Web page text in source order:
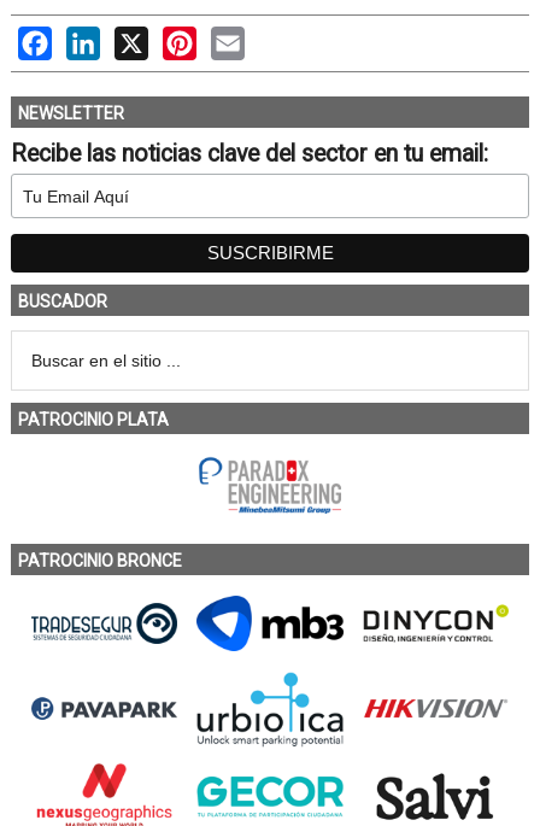
FacebookLinkedIn Pinterest
NEWSLETTER
Recibe las noticias clave del sector en tu email:
BUSCADOR
PATROCINIO PLATA
PATROCINIO BRONCE